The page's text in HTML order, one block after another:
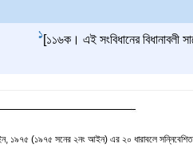
1[১১৬ক। এই সংবিধানের বিধানাবলী
১৯৭৫ (১৯৭৫ সনের ২নং আইন) এর ২০ ধারাবলে সন্নিবেশিত